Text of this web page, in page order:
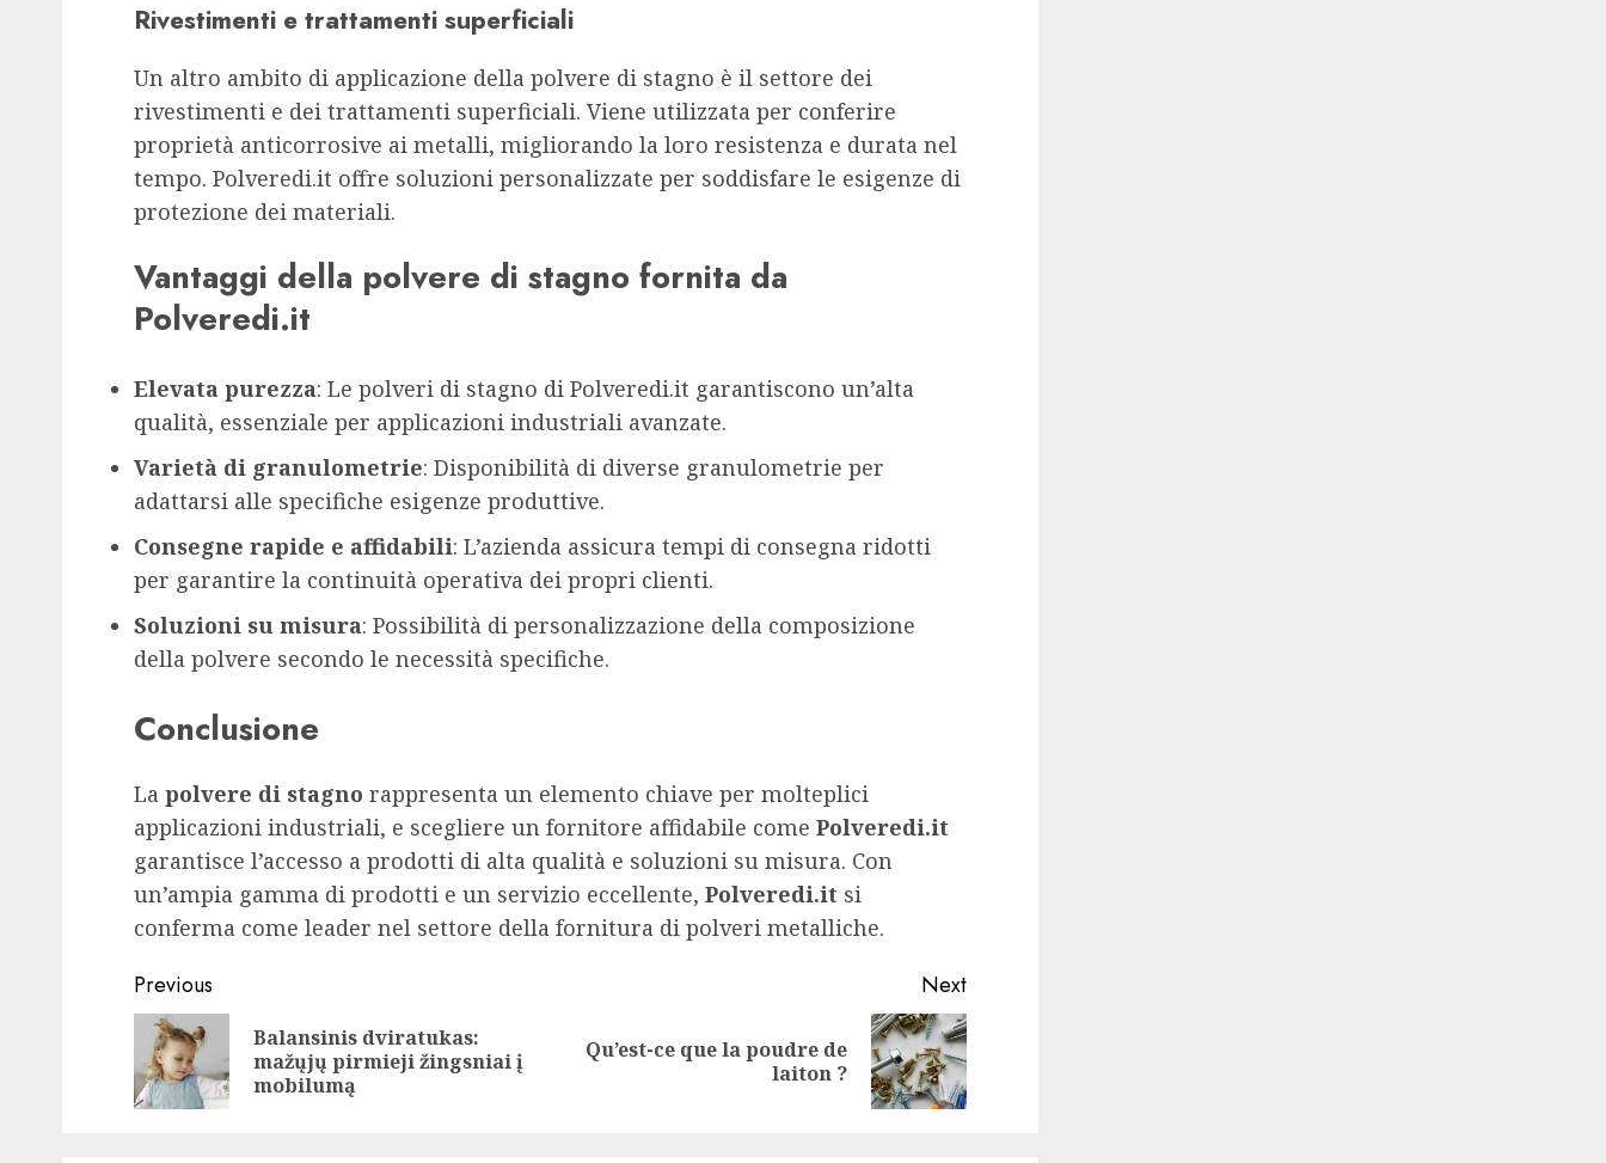
Rivestimenti e trattamenti superficiali
Un altro ambito di applicazione della polvere di stagno è il settore dei
rivestimenti e dei trattamenti superficiali. Viene utilizzata per conferire
proprietà anticorrosive ai metalli, migliorando la loro resistenza e durata nel
tempo. Polveredi.it offre soluzioni personalizzate per soddisfare le esigenze di
protezione dei materiali.
Vantaggi della polvere di stagno fornita da
Polveredi.it
Elevata purezza: Le polveri di stagno di Polveredi.it garantiscono un’alta
qualità, essenziale per applicazioni industriali avanzate.
Varietà di granulometrie: Disponibilità di diverse granulometrie per
adattarsi alle specifiche esigenze produttive.
Consegne rapide e affidabili: L’azienda assicura tempi di consegna ridotti
per garantire la continuità operativa dei propri clienti.
Soluzioni su misura: Possibilità di personalizzazione della composizione
della polvere secondo le necessità specifiche.
Conclusione
La polvere di stagno rappresenta un elemento chiave per molteplici
applicazioni industriali, e scegliere un fornitore affidabile come Polveredi.it
garantisce l’accesso a prodotti di alta qualità e soluzioni su misura. Con
un’ampia gamma di prodotti e un servizio eccellente, Polveredi.it si
conferma come leader nel settore della fornitura di polveri metalliche.
Post
navigation
Previous
Previous
Balansinis dviratukas:
mažųjų pirmieji žingsniai į
mobilumą
Next
NextQu’est-ce que la poudre de
laiton ?